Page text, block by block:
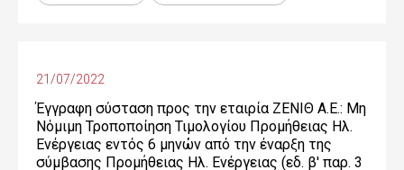
21/07/2022
Έγγραφη σύσταση προς την εταιρία ΖΕΝΙΘ Α.Ε.: Μη
Νόμιμη Τροποποίηση Τιμολογίου Προμήθειας Ηλ.
Ενέργειας εντός 6 μηνών από την έναρξη της
σύμβασης Προμήθειας Ηλ. Ενέργειας (εδ. β' παρ. 3